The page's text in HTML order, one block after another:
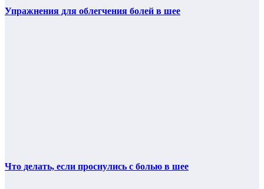
Упражнения для облегчения болей в шее
Что делать, если проснулись с болью в шее